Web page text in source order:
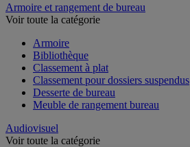
Armoire et rangement de bureau
Voir toute la catégorie
Armoire
Bibliothèque
Classement à plat
Classement pour dossiers suspendus
Desserte de bureau
Meuble de rangement bureau
Audiovisuel
Voir toute la catégorie